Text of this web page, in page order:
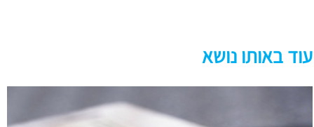
עוד באותו נושא